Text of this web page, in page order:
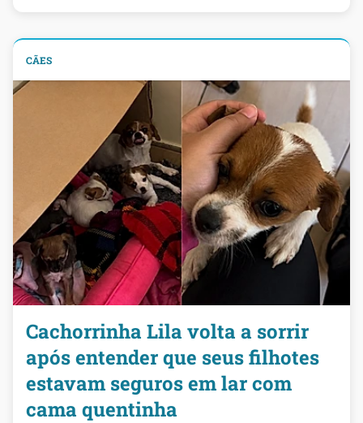
CÃES
Cachorrinha Lila volta a sorrir
após entender que seus filhotes
estavam seguros em lar com
cama quentinha